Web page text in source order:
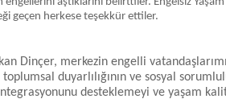
geçen herkese teşekkür ettiler.
Dinçer, merkezin engelli
duyarlılığının ve sosyal
desteklemeyi ve yaşam